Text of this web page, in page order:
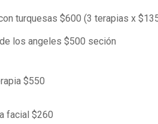
turquesas $600 (3 terapias x
los angeles $500 seción
$550
facial $260